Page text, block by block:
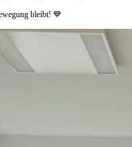
bleibt! 💙